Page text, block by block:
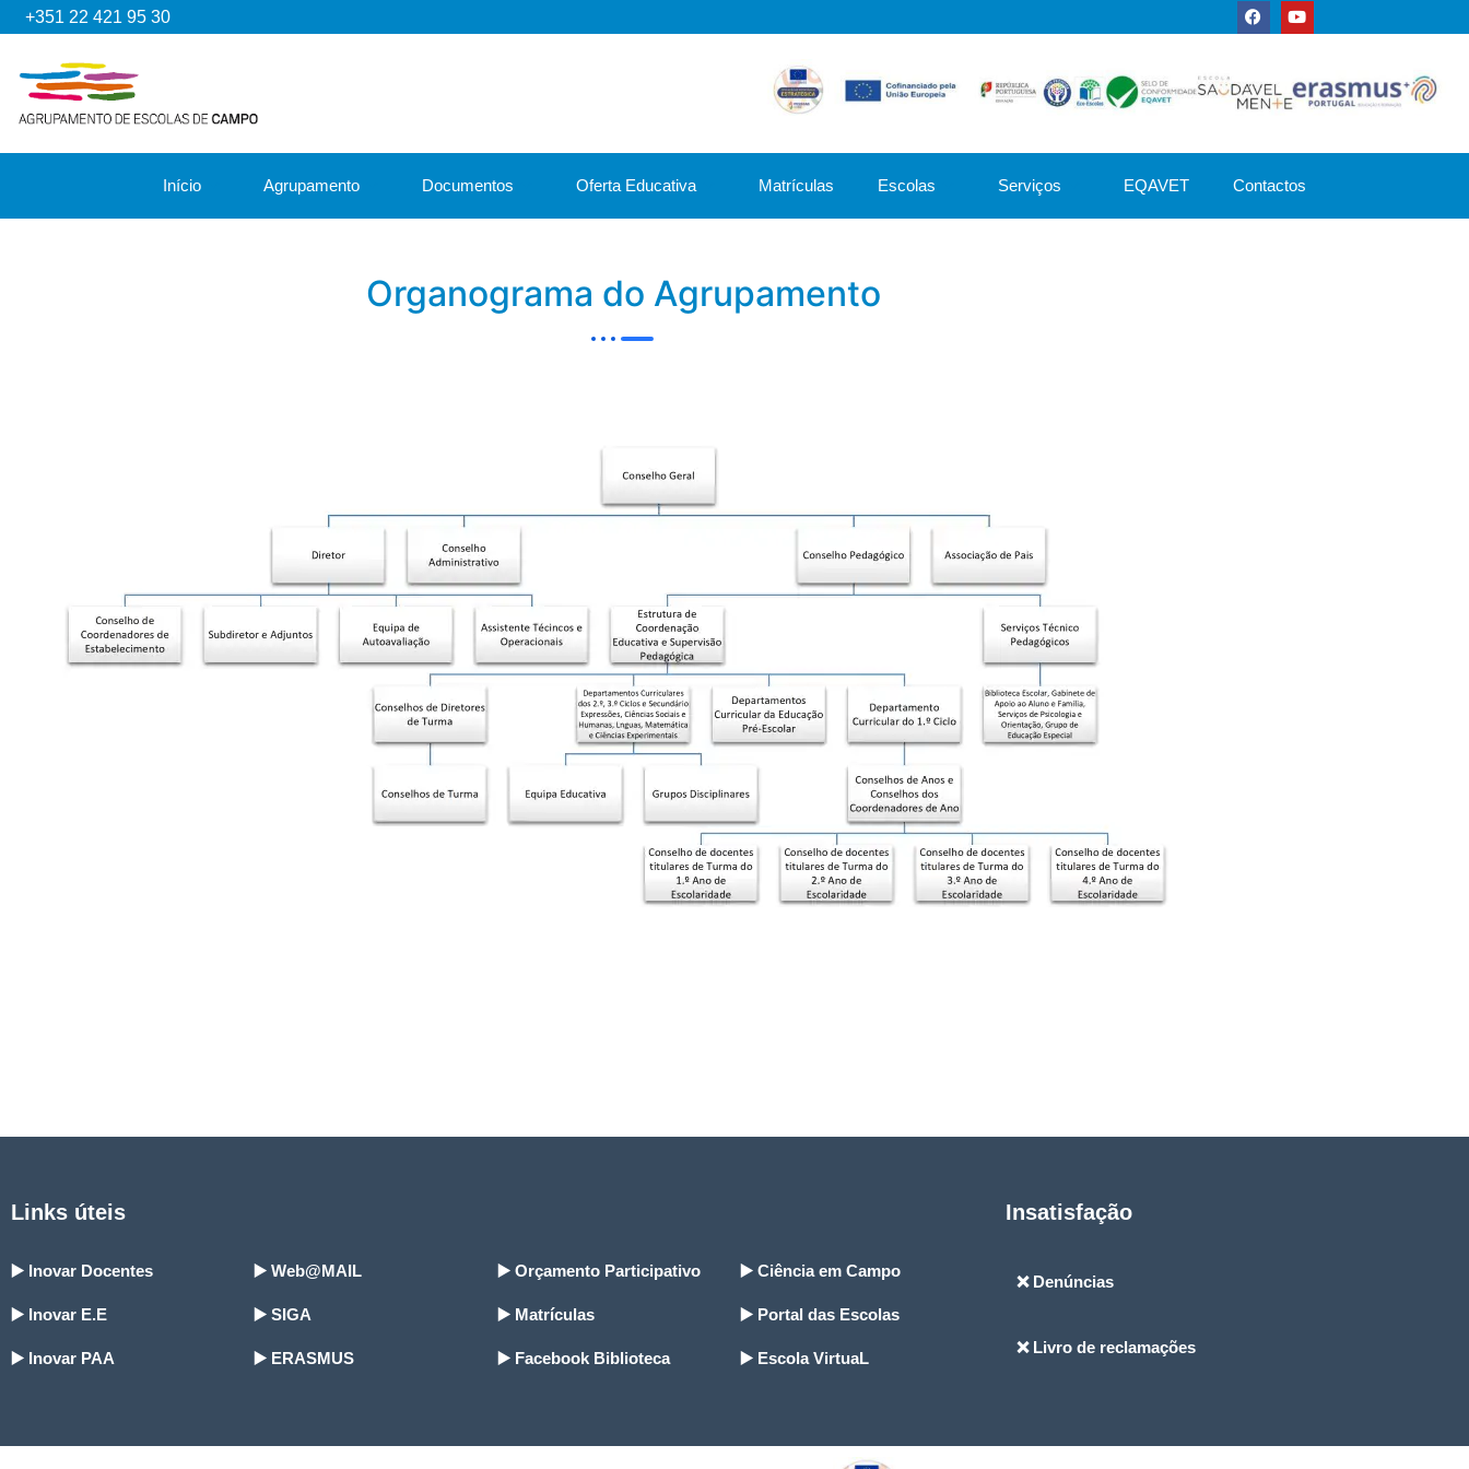
+351 22 421 95 30
Início Agrupamento Documentos Oferta Educativa Matrículas Escolas Serviços EQAVET Contactos
Organograma do Agrupamento
Links úteis
▶️ Inovar Docentes
▶️ Inovar E.E
▶️ Inovar PAA
▶️ Web@MAIL
▶️ SIGA
▶️ ERASMUS
▶️ Orçamento Participativo
▶️ Matrículas
▶️ Facebook Biblioteca
▶️ Ciência em Campo
▶️ Portal das Escolas
▶️ Escola VirtuaL
Insatisfação
❌ Denúncias
❌ Livro de reclamações